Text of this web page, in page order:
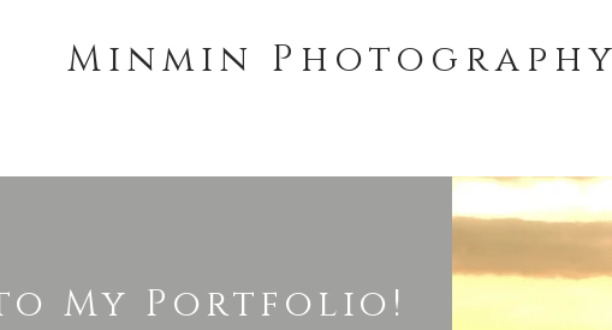
Minmin
My Portfolio!